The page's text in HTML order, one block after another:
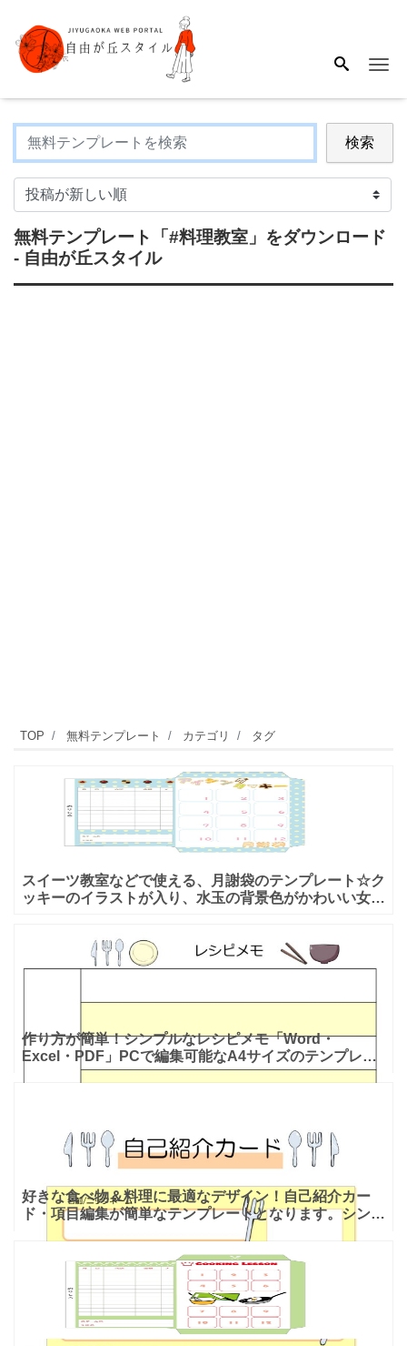
検索
無料テンプレート 「#料理教室」 をダウンロード
- 自由が丘スタイル
TOP 無料テンプレート カテゴリ タグ
スイーツ教室などで使える、月謝袋のテンプレート☆ク
ッキーのイラストが入り、水玉の背景色がかわいい女の
作り方が簡単！シンプルなレシピメモ「Word・
Excel・PDF」PCで編集可能なA4サイズのテンプレー
トとなります。レシピのメモを簡単に取れる、イラスト
好きな食べ物＆料理に最適なデザイン！自己紹介カー
ド・項目編集が簡単なテンプレートとなります。シンプ
ルな項目になっており、イラストでキッチン用品や食べ